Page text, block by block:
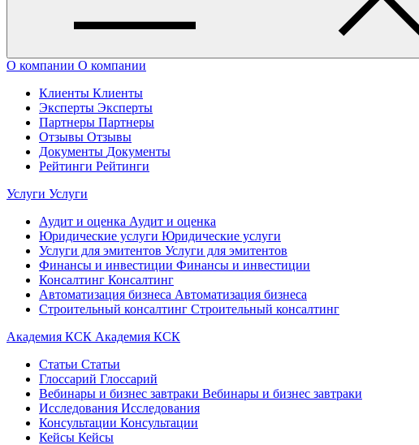
О компании О компании
Клиенты Клиенты
Эксперты Эксперты
Партнеры Партнеры
Отзывы Отзывы
Документы Документы
Рейтинги Рейтинги
Услуги Услуги
Аудит и оценка Аудит и оценка
Юридические услуги Юридические услуги
Услуги для эмитентов Услуги для эмитентов
Финансы и инвестиции Финансы и инвестиции
Консалтинг Консалтинг
Автоматизация бизнеса Автоматизация бизнеса
Строительный консалтинг Строительный консалтинг
Академия КСК Академия КСК
Статьи Статьи
Глоссарий Глоссарий
Вебинары и бизнес завтраки Вебинары и бизнес завтраки
Исследования Исследования
Консультации Консультации
Кейсы Кейсы